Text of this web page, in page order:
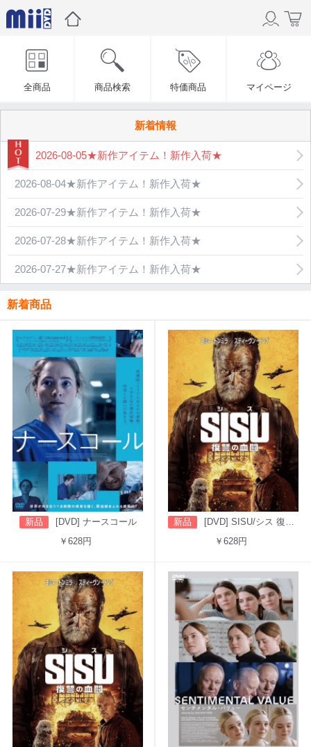
全商品 商品検索 特価商品 マイページ
新着情報
2026-08-05★新作アイテム！新作入荷★
2026-08-04★新作アイテム！新作入荷★
2026-07-29★新作アイテム！新作入荷★
2026-07-28★新作アイテム！新作入荷★
2026-07-27★新作アイテム！新作入荷★
新着商品
新品
[DVD] ナースコール
￥628円
新品
[DVD] SISU/シス 復讐の血闘（吹替版）
￥628円